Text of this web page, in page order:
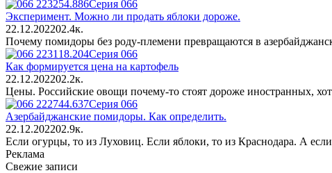
Серия 066
Эксперимент. Можно ли продать яблоки дороже.
22.12.202202.4к.
Почему помидоры без роду-племени превращаются в
Серия 066
Как формируется цена на картофель
22.12.202202.2к.
Цены. Российские овощи почему-то стоят дороже иностранных,
Серия 066
Азербайджанские помидоры. Как определить.
22.12.202202.9к.
Если огурцы, то из Луховиц. Если яблоки, то из Краснодара. А
Реклама
Свежие записи